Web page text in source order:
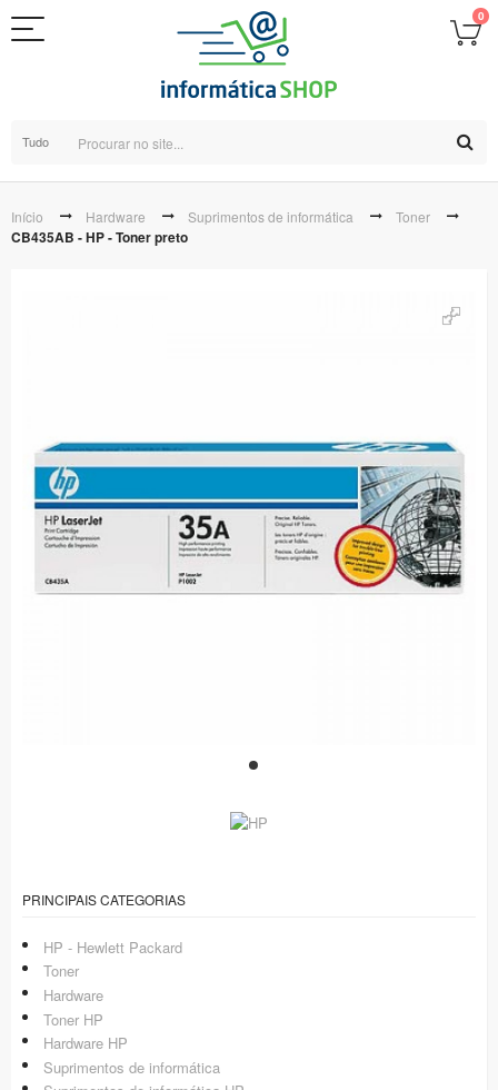
0
Tudo
Início Hardware Suprimentos de informática Toner
CB435AB - HP - Toner preto
PRINCIPAIS CATEGORIAS
HP - Hewlett Packard
Toner
Hardware
Toner HP
Hardware HP
Suprimentos de informática